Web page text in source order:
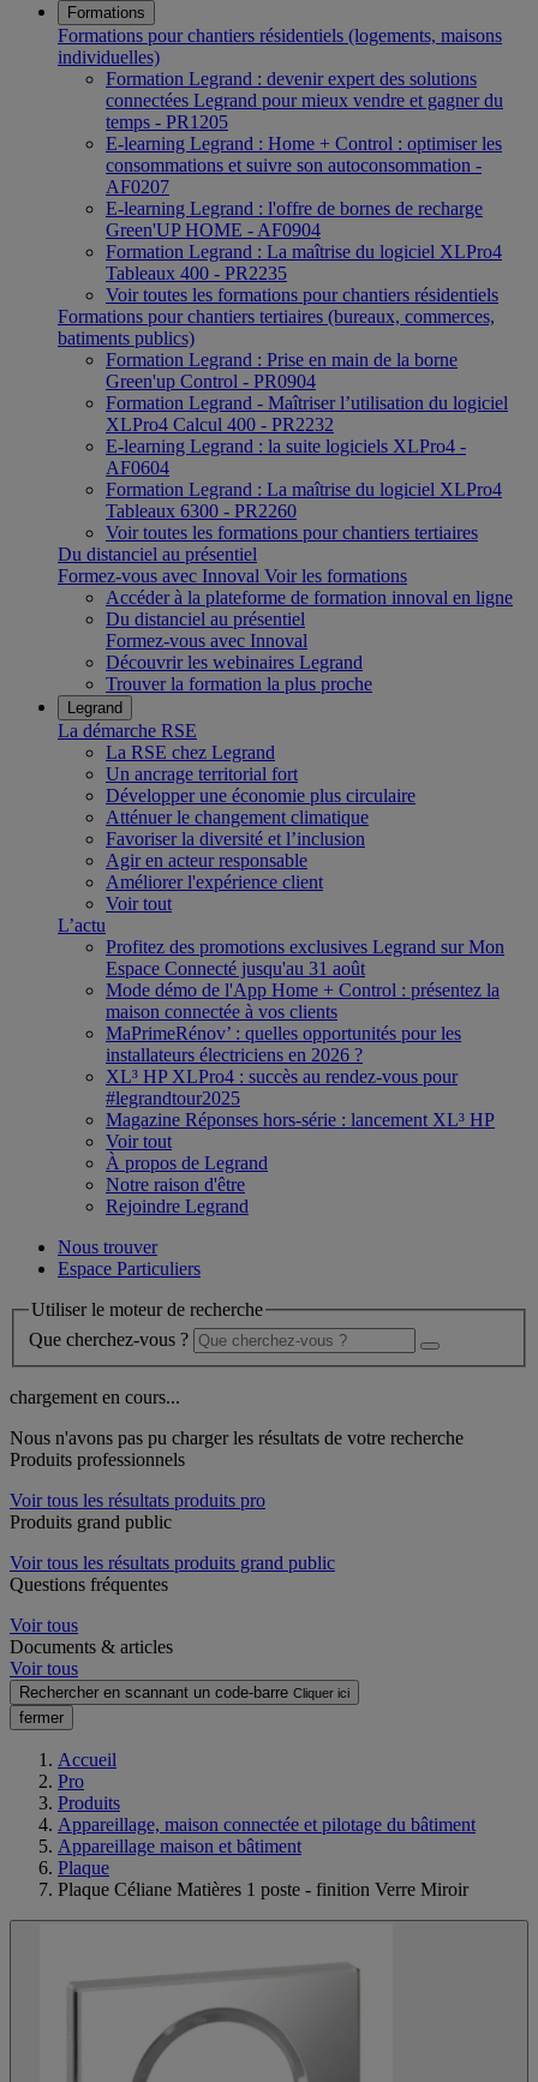
Formations
Formations pour chantiers résidentiels (logements, maisons
individuelles)
Formation Legrand : devenir expert des solutions
connectées Legrand pour mieux vendre et gagner du
temps - PR1205
E-learning Legrand : Home + Control : optimiser les
consommations et suivre son autoconsommation -
AF0207
E-learning Legrand : l'offre de bornes de recharge
Green'UP HOME - AF0904
Formation Legrand : La maîtrise du logiciel XLPro4
Tableaux 400 - PR2235
Voir toutes les formations pour chantiers résidentiels
Formations pour chantiers tertiaires (bureaux, commerces,
batiments publics)
Formation Legrand : Prise en main de la borne
Green'up Control - PR0904
Formation Legrand - Maîtriser l’utilisation du logiciel
XLPro4 Calcul 400 - PR2232
E-learning Legrand : la suite logiciels XLPro4 -
AF0604
Formation Legrand : La maîtrise du logiciel XLPro4
Tableaux 6300 - PR2260
Voir toutes les formations pour chantiers tertiaires
Du distanciel au présentiel
Formez-vous avec Innoval Voir les formations
Accéder à la plateforme de formation innoval en ligne
Du distanciel au présentiel
Formez-vous avec Innoval
Découvrir les webinaires Legrand
Trouver la formation la plus proche
Legrand
La démarche RSE
La RSE chez Legrand
Un ancrage territorial fort
Développer une économie plus circulaire
Atténuer le changement climatique
Favoriser la diversité et l’inclusion
Agir en acteur responsable
Améliorer l'expérience client
Voir tout
L’actu
Profitez des promotions exclusives Legrand sur Mon
Espace Connecté jusqu'au 31 août
Mode démo de l'App Home + Control : présentez la
maison connectée à vos clients
MaPrimeRénov’ : quelles opportunités pour les
installateurs électriciens en 2026 ?
XL³ HP XLPro4 : succès au rendez-vous pour
#legrandtour2025
Magazine Réponses hors-série : lancement XL³ HP
Voir tout
À propos de Legrand
Notre raison d'être
Rejoindre Legrand
Nous trouver
Espace Particuliers
Utiliser le moteur de recherche
Que cherchez-vous ?
chargement en cours...
Nous n'avons pas pu charger les résultats de votre recherche
Produits professionnels
Voir tous les résultats produits pro
Produits grand public
Voir tous les résultats produits grand public
Questions fréquentes
Voir tous
Documents & articles
Voir tous
Rechercher en scannant un code-barre Cliquer ici
fermer
Accueil
Pro
Produits
Appareillage, maison connectée et pilotage du bâtiment
Appareillage maison et bâtiment
Plaque
Plaque Céliane Matières 1 poste - finition Verre Miroir